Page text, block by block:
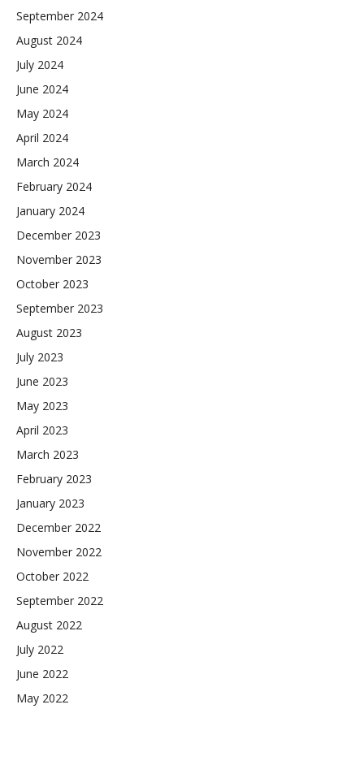
September 2024
August 2024
July 2024
June 2024
May 2024
April 2024
March 2024
February 2024
January 2024
December 2023
November 2023
October 2023
September 2023
August 2023
July 2023
June 2023
May 2023
April 2023
March 2023
February 2023
January 2023
December 2022
November 2022
October 2022
September 2022
August 2022
July 2022
June 2022
May 2022